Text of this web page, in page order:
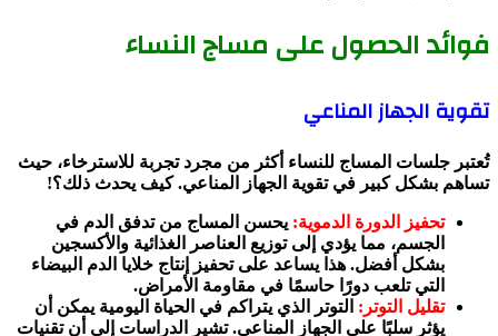
فوائد الحصول على مساج النساء
تقوية الجهاز المناعي
تُعتبر جلسات المساج للنساء أكثر من مجرد تجربة للاسترخاء، حيث
تساهم بشكل كبير في تقوية الجهاز المناعي. كيف يحدث ذلك؟!
تحفيز الدورة الدموية: يحسن المساج من تدفق الدم في
الجسم، مما يؤدي إلى توزيع العناصر الغذائية والأكسجين
بشكل أفضل. هذا يساعد على تحفيز إنتاج خلايا الدم البيضاء
التي تلعب دورًا حاسمًا في مقاومة الأمراض.
تقليل التوتر: التوتر الذي يتراكم في الحياة اليومية يمكن أن
يؤثر سلبًا على الجهاز المناعي. تشير الدراسات إلى أن تقنيات